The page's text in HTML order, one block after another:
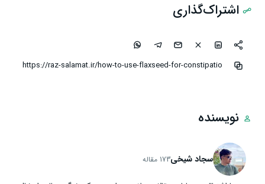
اشتراک‌گذاری
نویسنده
سجاد شیخی173 مقاله